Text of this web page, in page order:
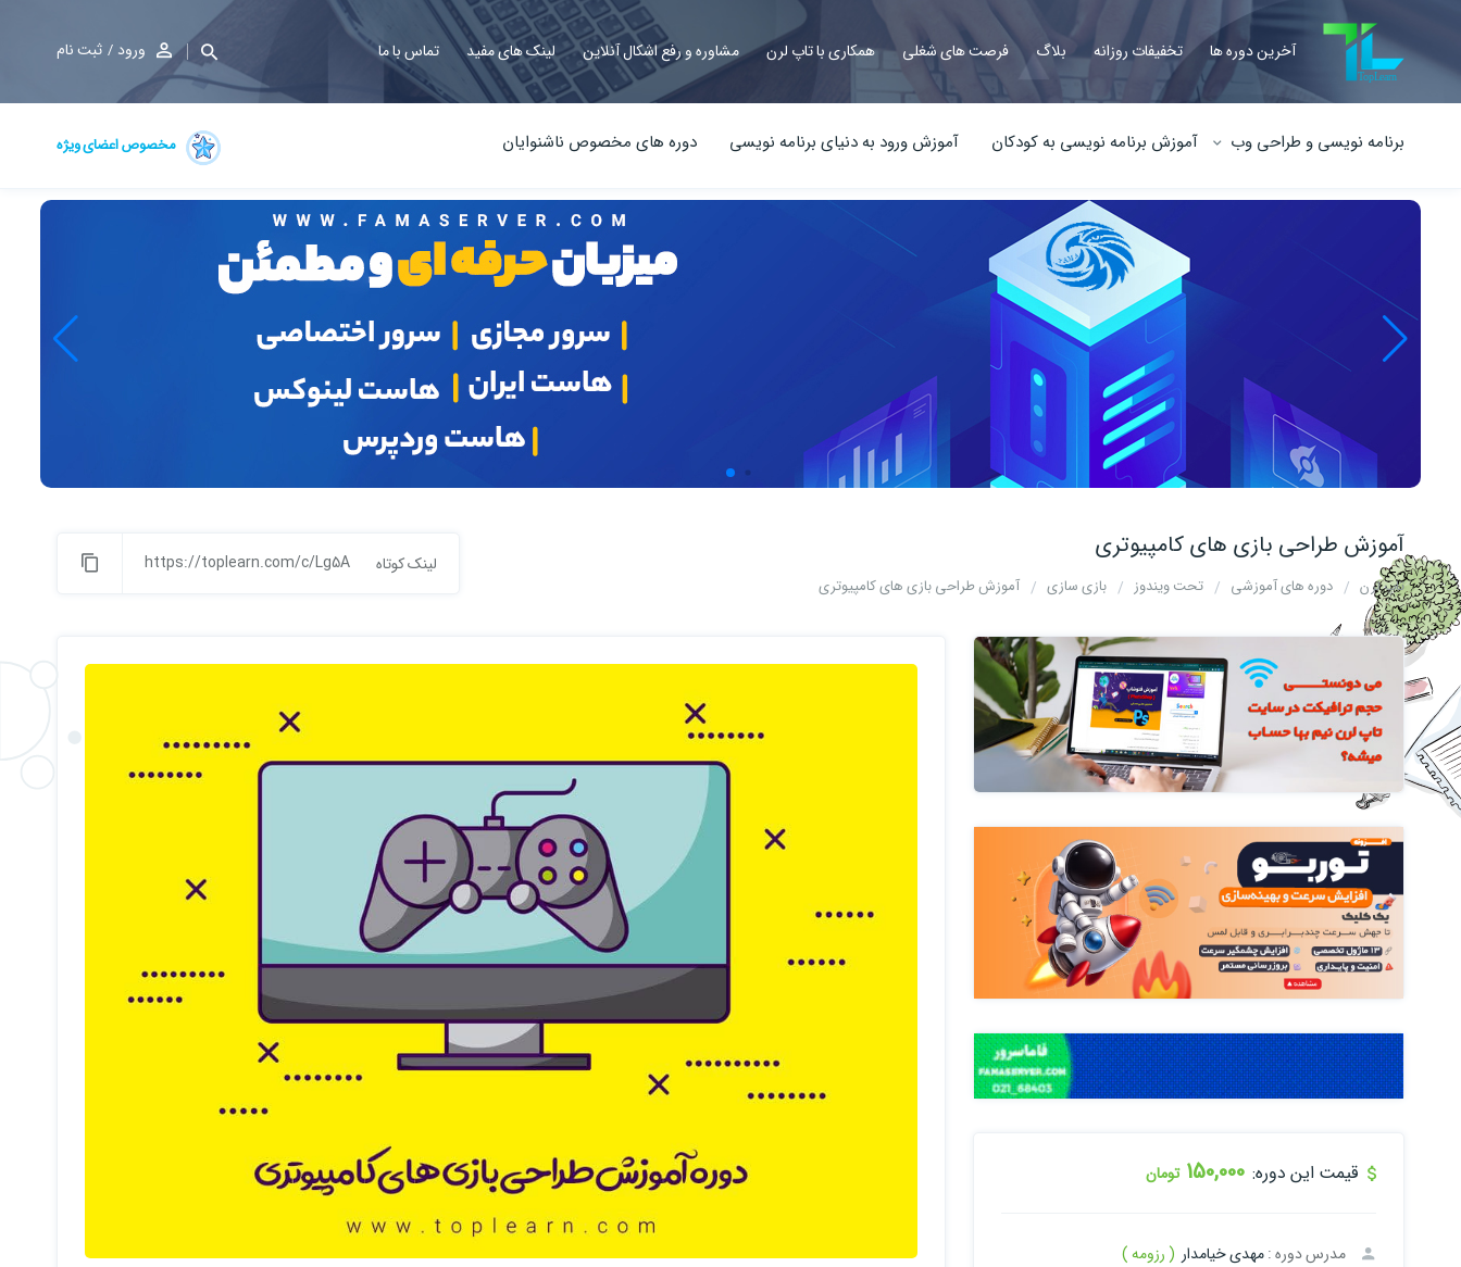
آخرین دوره ها تخفیفات روزانه بلاگ فرصت های شغلی همکاری با تاپ لرن مشاوره و رفع اشکال آنلاین لینک های مفید تماس با ما ورود ثبت نام
برنامه نویسی و طراحی وب آموزش برنامه نویسی به کودکان آموزش ورود به دنیای برنامه نویسی دوره های مخصوص ناشنوایان مخصوص اعضای ویژه
آموزش طراحی بازی های کامپیوتری
تاپ لرن دوره های آموزشی تحت ویندوز بازی سازی آموزش طراحی بازی های کامپیوتری
لینک کوتاه https://toplearn.com/c/Lg5A
قیمت این دوره: 150,000 تومان
مدرس دوره :مهدی خیامدار ( رزومه )